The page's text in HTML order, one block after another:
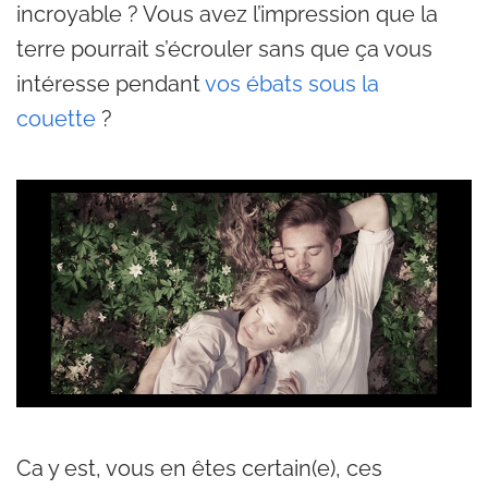
incroyable ? Vous avez l’impression que la
terre pourrait s’écrouler sans que ça vous
intéresse pendantvos ébats sous la
couette ?
Ca y est, vous en êtes certain(e), ces